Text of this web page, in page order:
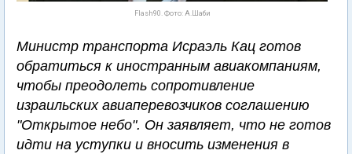
Flash90. Фото: А.Шаби
Министр транспорта Исраэль Кац готов
обратиться к иностранным авиакомпаниям,
чтобы преодолеть сопротивление
израильских авиаперевозчиков соглашению
"Открытое небо". Он заявляет, что не готов
идти на уступки и вносить изменения в